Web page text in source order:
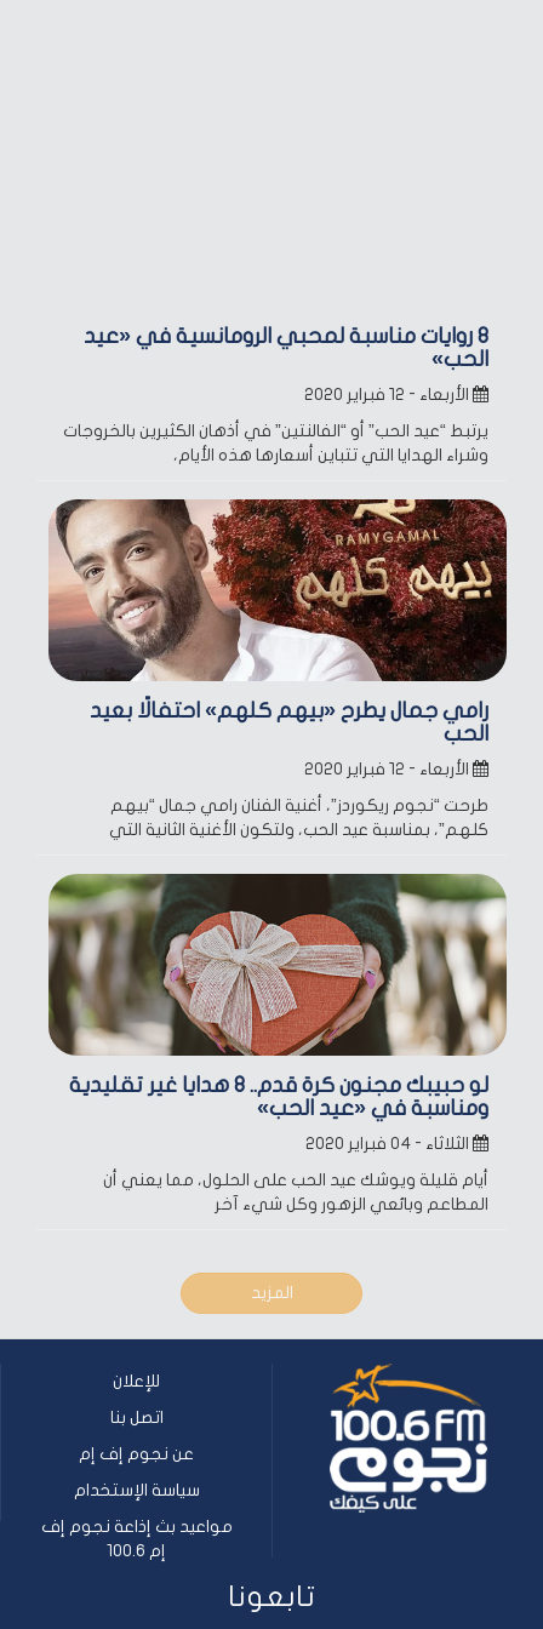
8 روايات مناسبة لمحبي الرومانسية في «عيد
الحب»
الأربعاء - ١٢ فبراير ٢٠٢٠
يرتبط “عيد الحب” أو “الفالنتين” في أذهان الكثيرين بالخروجات
وشراء الهدايا التي تتباين أسعارها هذه الأيام،
رامي جمال يطرح «بيهم كلهم» احتفالًا بعيد
الحب
الأربعاء - ١٢ فبراير ٢٠٢٠
طرحت “نجوم ريكوردز”، أغنية الفنان رامي جمال “بيهم
كلهم”، بمناسبة عيد الحب، ولتكون الأغنية الثانية التي
لو حبيبك مجنون كرة قدم.. 8 هدايا غير تقليدية
ومناسبة في «عيد الحب»
الثلاثاء - ٠٤ فبراير ٢٠٢٠
أيام قليلة ويوشك عيد الحب على الحلول، مما يعني أن
المطاعم وبائعي الزهور وكل شيء آخر
المزيد
للإعلان
اتصل بنا
عن نجوم إف إم
سياسة الإستخدام
مواعيد بث إذاعة نجوم إف
إم 100.6
تابعونا